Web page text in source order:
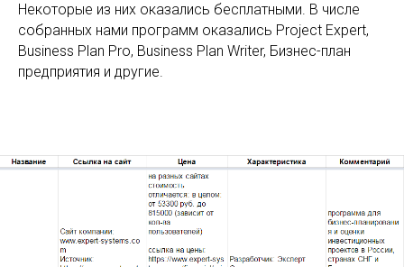
Некоторые из них оказались бесплатными. В числе
собранных нами программ оказались Project Expert,
Business Plan Pro, Business Plan Writer, Бизнес-план
предприятия и другие.